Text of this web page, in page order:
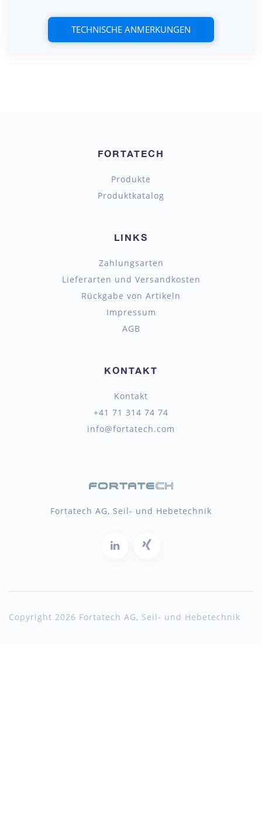
TECHNISCHE ANMERKUNGEN
FORTATECH
Produkte
Produktkatalog
LINKS
Zahlungsarten
Lieferarten und Versandkosten
Rückgabe von Artikeln
Impressum
AGB
KONTAKT
Kontakt
+41 71 314 74 74
info@fortatech.com
Fortatech AG, Seil- und Hebetechnik
Copyright 2026 Fortatech AG, Seil- und Hebetechnik